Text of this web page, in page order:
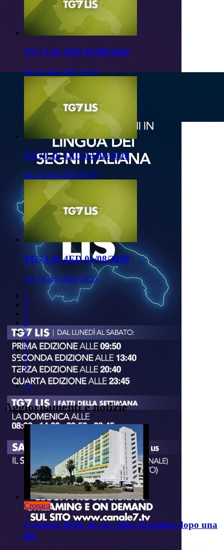
TG7 LIS 2ED 03/08/2026
lun, 03 ago 2026 13:55
TG7 LIS 1ED 03/08/2026
lun, 03 ago 2026 09:50
TG7 LIS 4ED 01/08/2026
sab, 01 ago 2026 23:55
1
2
3
4
5
6
7
8
9
..
22
Aggiornamenti e notizie
Cronaca
Fasanese ferito da un colpo di pistola dopo una
lite